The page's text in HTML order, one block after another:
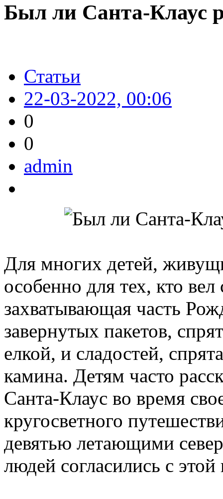
Был ли Санта-Клаус
Статьи
22-03-2022, 00:06
0
0
admin
Для многих детей,
особенно для тех, кто
захватывающая часть
завернутых пакетов,
елкой, и сладостей,
камина. Детям часто
Санта-Клаус во время
кругосветного
девятью летающими
людей согласились с